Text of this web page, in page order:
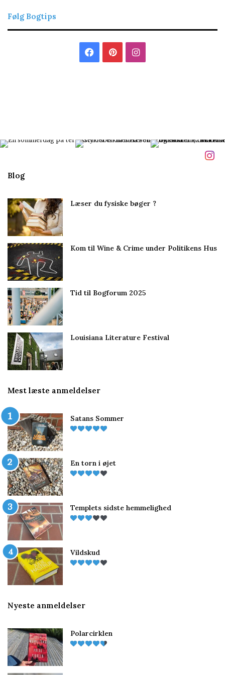
Følg Bogtips
Facebook
PinterestInstagram
Blog
Læser du fysiske bøger ?
Kom til Wine & Crime under Politikens Hus
Tid til Bogforum 2025
Louisiana Literature Festival
Mest læste anmeldelser
Satans Sommer
En torn i øjet
Templets sidste hemmelighed
Vildskud
Nyeste anmeldelser
Polarcirklen